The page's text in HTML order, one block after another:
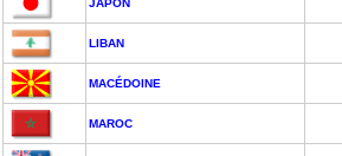
JAPON
LIBAN
MACÉDOINE
MAROC